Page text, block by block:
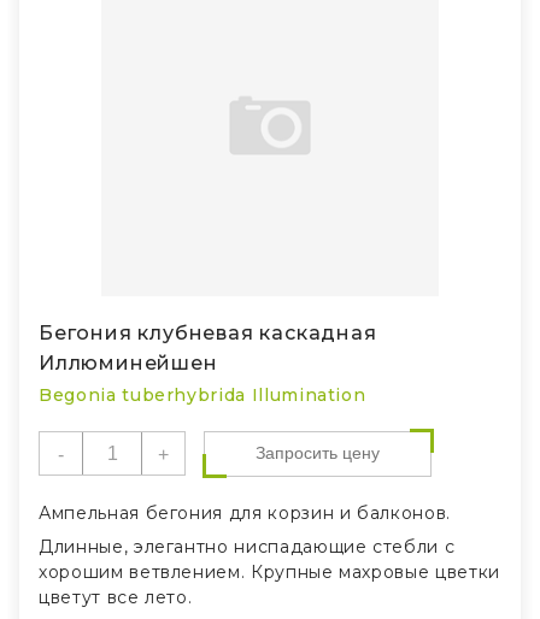
Бегония клубневая каскадная
Иллюминейшен
Begonia tuberhybrida Illumination
Запросить цену
Ампельная бегония для корзин и балконов.
Длинные, элегантно ниспадающие стебли с
хорошим ветвлением. Крупные махровые цветки
цветут все лето.